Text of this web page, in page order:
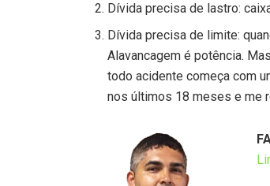
Dívida precisa de lastro:
Dívida precisa de limite:
Alavancagem é potência.
todo acidente começa com
nos últimos 18 meses e me